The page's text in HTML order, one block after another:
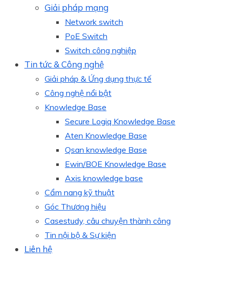
Giải pháp mạng
Network switch
PoE Switch
Switch công nghiệp
Tin tức & Công nghệ
Giải pháp & Ứng dụng thực tế
Công nghệ nổi bật
Knowledge Base
Secure Logiq Knowledge Base
Aten Knowledge Base
Qsan knowledge Base
Ewin/BOE Knowledge Base
Axis knowledge base
Cẩm nang kỹ thuật
Góc Thương hiệu
Casestudy, câu chuyện thành công
Tin nội bộ & Sự kiện
Liên hệ